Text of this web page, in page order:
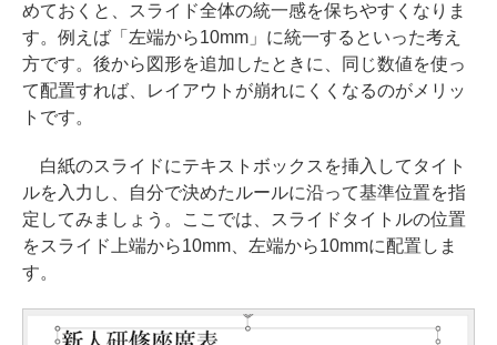
めておくと、スライド全体の統一感を保ちやすくなりま
す。例えば「左端から10mm」に統一するといった考え
方です。後から図形を追加したときに、同じ数値を使っ
て配置すれば、レイアウトが崩れにくくなるのがメリッ
トです。
白紙のスライドにテキストボックスを挿入してタイト
ルを入力し、自分で決めたルールに沿って基準位置を指
定してみましょう。ここでは、スライドタイトルの位置
をスライド上端から10mm、左端から10mmに配置しま
す。